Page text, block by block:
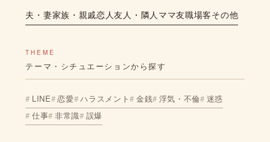
夫・妻家族・親戚恋人友人・隣人 ママ友職場客その他
THEME
テーマ・シチュエーションから探す
LINE 恋愛 ハラスメント 金銭 浮気・不倫 迷惑
仕事 非常識 誤爆